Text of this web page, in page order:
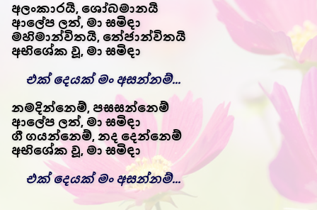
අලංකාරයි, ශෝබමානයි
ආලේප ලත්, මා සමිඳා
මහිමාන්විතයි, තේජාන්විතයි
අභිශේක වූ, මා සමිඳා
එක් දෙයක් මං අසන්නම්...
නමදින්නෙම්, පසසන්නෙම්
ආලේප ලත්, මා සමිඳා
ගී ගයන්නෙම්, නද දෙන්නෙම්
අභිශේක වූ, මා සමිඳා
එක් දෙයක් මං අසන්නම්...